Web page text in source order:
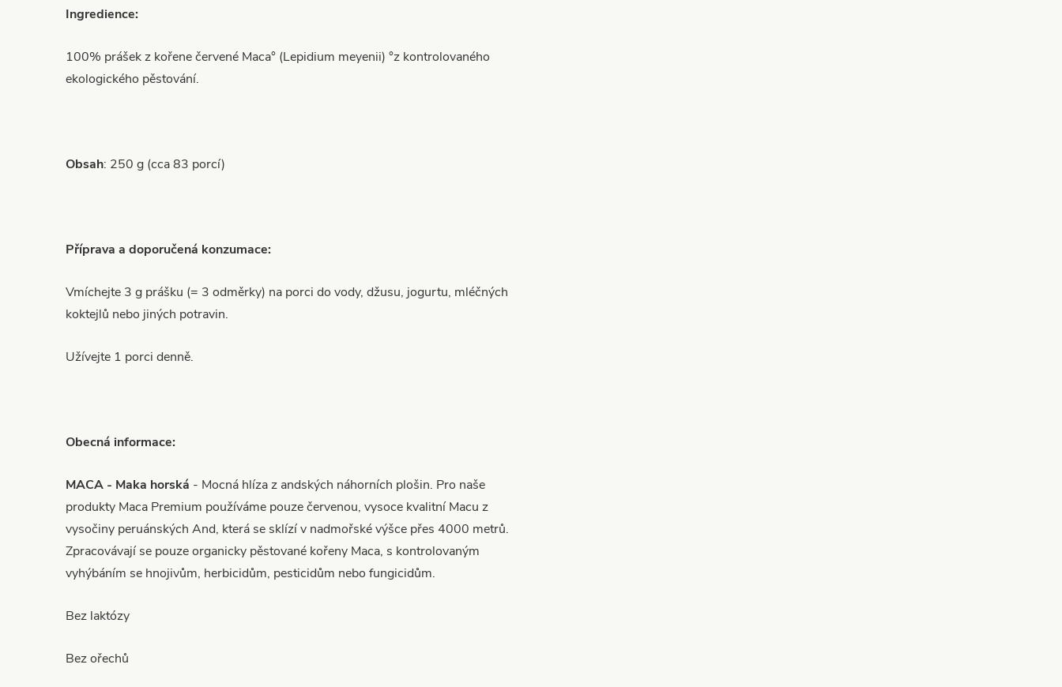
Ingredience:
100% prášek z kořene červené Maca° (Lepidium meyenii) °z kontrolovaného
ekologického pěstování.
Obsah: 250 g (cca 83 porcí)
Příprava a doporučená konzumace:
Vmíchejte 3 g prášku (= 3 odměrky) na porci do vody, džusu, jogurtu, mléčných
koktejlů nebo jiných potravin.
Užívejte 1 porci denně.
Obecná informace:
MACA - Maka horská - Mocná hlíza z andských náhorních plošin. Pro naše
produkty Maca Premium používáme pouze červenou, vysoce kvalitní Macu z
vysočiny peruánských And, která se sklízí v nadmořské výšce přes 4000 metrů.
Zpracovávají se pouze organicky pěstované kořeny Maca, s kontrolovaným
vyhýbáním se hnojivům, herbicidům, pesticidům nebo fungicidům.
Bez laktózy
Bez ořechů